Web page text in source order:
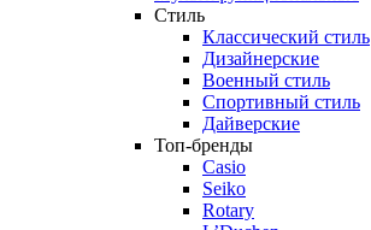
Стиль
Классический стиль
Дизайнерские
Военный стиль
Спортивный стиль
Дайверские
Топ-бренды
Casio
Seiko
Rotary